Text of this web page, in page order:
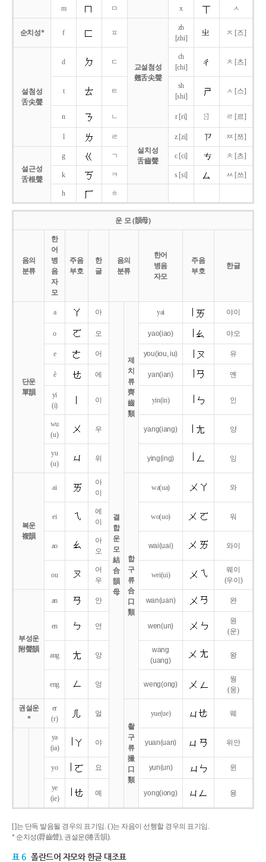
m ㅁ x ㅅ
순치성* f ㅍ
교설첨성
翹舌尖聲
zh
[zhi]
ㅈ [즈]
설첨성
舌尖聲
d ㄷ
ch
[chi]
ㅊ [츠]
t ㅌ
sh
[shi]
ㅅ [스]
n ㄴ r [ri] ㄖ ㄹ [르]
l
ㄹ
설치성
舌齒聲
z [zi] ㅉ [쯔]
설근성
舌根聲
g ㄱ c [ci] ㅊ [츠]
k ㅋ s [si] ㅆ [쓰]
h ㅎ
운 모 (韻母)
음의
분류
한
어
병
음
자
모
주음
부호
한
글
음의
분류
한어
병음
자모
주음
부호
한글
단운
單韻
a 아
결
합
운
모
結
合
韻
母
제
치
류
齊
齒
類
yai 야이
o 오 yao(iao) 야오
e 어 you(iou,iu) 유
ê 에 yan(ian) 옌
yi
(i)
이 yin(in) 인
wu
(u)
우 yang(iang) 양
yu
(u)
위 ying(ing) 잉
복운
複韻
ai
아
이
합
구
류
合
口
類
wa(ua) 와
ei
에
이
wo(uo) 워
ao
아
오
wai(uai) 와이
ou
어
우
wei(ui)
웨이
(우이)
부성운
附聲韻
an 안 wan(uan) 완
en 언 wen(un)
원
(운)
ang 앙
wang
(uang)
왕
eng 엉 weng(ong)
웡
(웅)
권설운
*
er
(r)
얼
촬
구
류
撮
口
類
yue(ue) 웨
ya
(ia)
야 yuan(uan) 위안
yo 요 yun(un) 윈
ye
(ie)
예 yong(iong) 융
[ ]는 단독 발음될 경우의 표기임. ( )는 자음이 선행할 경우의 표기임.
* 순치성(脣齒聲), 권설운(捲舌韻).
표 6 폴란드어 자모와 한글 대조표